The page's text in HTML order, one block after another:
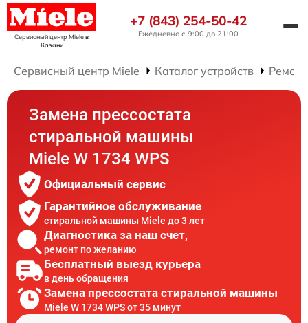
Сервисный центр Mieleв
Казани
+7 (843) 254-50-42
Ежедневно с 9:00 до 21:00
Сервисный центр Miele Каталог устройств
Замена прессостата
стиральной машины
Miele W 1734 WPS
Официальный сервис
Гарантийное обслуживание
стиральной машины Miele до 3 лет
Диагностика за наш счет,
ремонт по желанию
Бесплатный выезд курьера
в день обращения
Замена прессостата стиральной машины
Miele W 1734 WPS от 35 минут